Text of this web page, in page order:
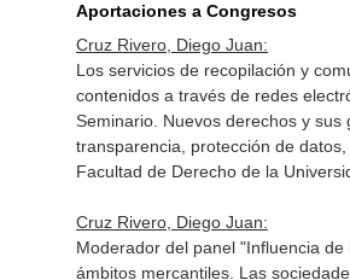
Aportaciones a Congresos
Cruz Rivero, Diego Juan:
Los servicios de recopilación y
contenidos a través de redes
Seminario. Nuevos derechos y sus
transparencia, protección de
Facultad de Derecho de la
Cruz Rivero, Diego Juan:
Moderador del panel "Influencia
ámbitos mercantiles. Las